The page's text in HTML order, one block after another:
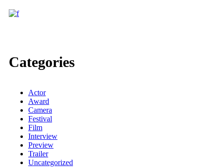
Categories
Actor
Award
Camera
Festival
Film
Interview
Preview
Trailer
Uncategorized